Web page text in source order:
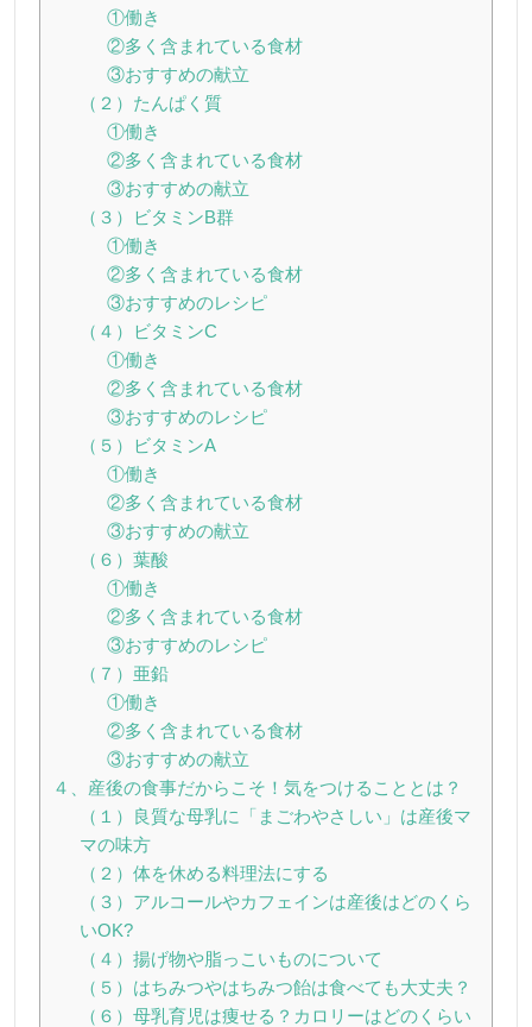
①働き
②多く含まれている食材
③おすすめの献立
（２）たんぱく質
①働き
②多く含まれている食材
③おすすめの献立
（３）ビタミンB群
①働き
②多く含まれている食材
③おすすめのレシピ
（４）ビタミンC
①働き
②多く含まれている食材
③おすすめのレシピ
（５）ビタミンA
①働き
②多く含まれている食材
③おすすめの献立
（６）葉酸
①働き
②多く含まれている食材
③おすすめのレシピ
（７）亜鉛
①働き
②多く含まれている食材
③おすすめの献立
４、産後の食事だからこそ！気をつけることとは？
（１）良質な母乳に「まごわやさしい」は産後マ
マの味方
（２）体を休める料理法にする
（３）アルコールやカフェインは産後はどのくら
いOK?
（４）揚げ物や脂っこいものについて
（５）はちみつやはちみつ飴は食べても大丈夫？
（６）母乳育児は痩せる？カロリーはどのくらい